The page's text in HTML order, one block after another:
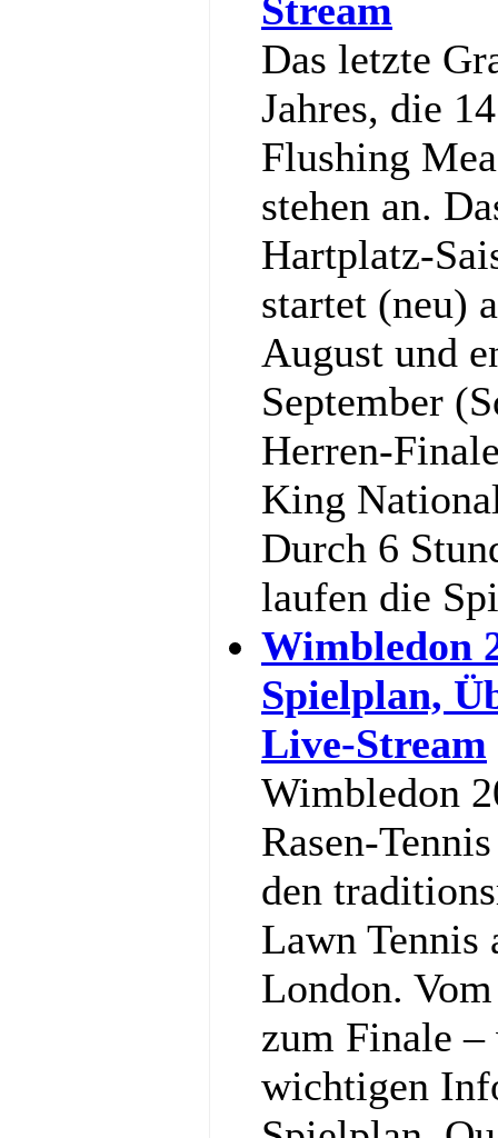
Stream
Das letzte
Jahres, die
Flushing
stehen an.
Hartplatz-
startet (neu)
August und
September
Herren-
King
Durch 6
laufen die
Wimbledon
Spielplan,
Live-Stream
Wimbledon
Rasen-
den
Lawn Tennis
London.
zum Finale
wichtigen